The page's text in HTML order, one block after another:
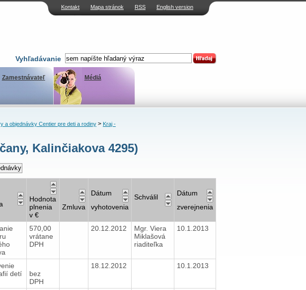
Kontakt Mapa stránok RSS English version
Vyhľadávanie
Zamestnávateľ Médiá
a objednávky Centier pre deti a rodiny> Kraj -
Kalinčiakova 4295)
Hodnota
plnenia
v €
Zmluva
Dátum
vyhotovenia
Schválil
Dátum
zverejnenia
570,00
vrátane
DPH
20.12.2012
Mgr. Viera
Miklašová
riaditeľka
10.1.2013
detí
bez
DPH
18.12.2012 10.1.2013